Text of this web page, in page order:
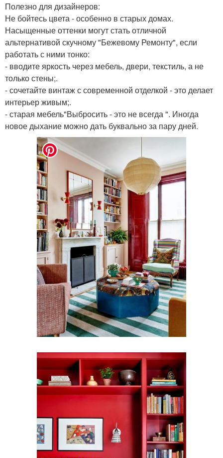
Полезно для дизайнеров:
Не бойтесь цвета - особенно в старых домах.
Насыщенные оттенки могут стать отличной
альтернативой скучному "Бежевому Ремонту", если
работать с ними тонко:
- вводите яркость через мебель, двери, текстиль, а не
только стены;.
- сочетайте винтаж с современной отделкой - это делает
интерьер живым;.
- старая мебель"Выбросить - это не всегда ". Иногда
новое дыхание можно дать буквально за пару дней.